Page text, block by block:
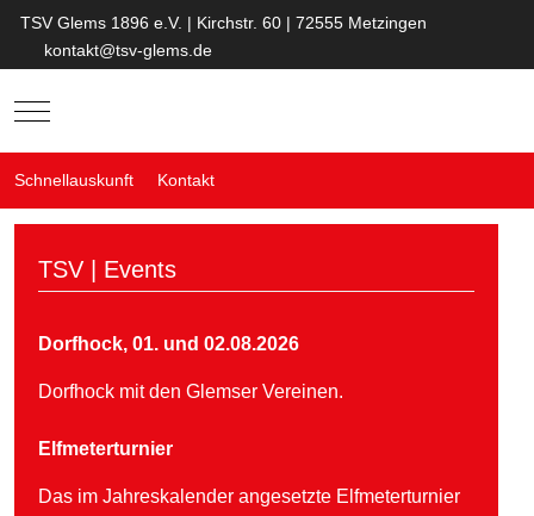
TSV Glems 1896 e.V. | Kirchstr. 60 | 72555 Metzingen
kontakt@tsv-glems.de
Mobile Menu Toggle
Schnellauskunft Kontakt
TSV | Events
Dorfhock, 01. und 02.08.2026
Dorfhock mit den Glemser Vereinen.
Elfmeterturnier
Das im Jahreskalender angesetzte Elfmeterturnier